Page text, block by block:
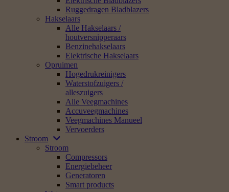
Ruggedragen Bladblazers
Hakselaars
Alle Hakselaars /
houtversnipperaars
Benzinehakselaars
Elektrische Hakselaars
Opruimen
Hogedrukreinigers
Waterstofzuigers /
alleszuigers
Alle Veegmachines
Accuveegmachines
Veegmachines Manueel
Vervoerders
Stroom
Stroom
Compressors
Energiebeheer
Generatoren
Smart products